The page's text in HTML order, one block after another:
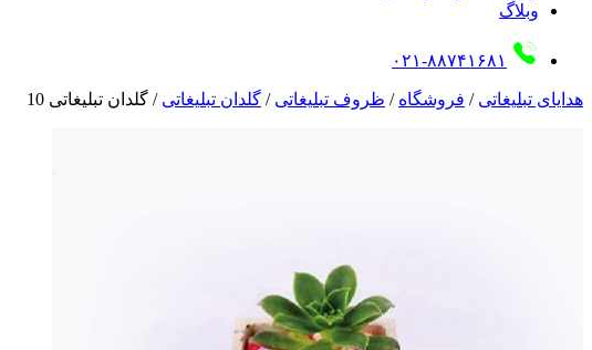
وبلاگ
۰۲۱-۸۸۷۴۱۶۸۱
هدایای تبلیغاتی / فروشگاه / ظروف تبلیغاتی / گلدان تبلیغاتی / گلدان تبلیغاتی 10